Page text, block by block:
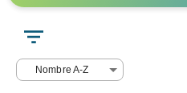
Nombre A-Z